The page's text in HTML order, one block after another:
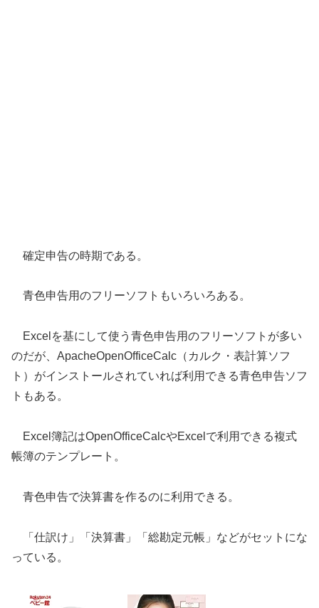
確定申告の時期である。
青色申告用のフリーソフトもいろいろある。
Excelを基にして使う青色申告用のフリーソフトが多い
のだが、ApacheOpenOfficeCalc（カルク・表計算ソフ
ト）がインストールされていれば利用できる青色申告ソフ
トもある。
Excel簿記はOpenOfficeCalcやExcelで利用できる複式
帳簿のテンプレート。
青色申告で決算書を作るのに利用できる。
「仕訳け」「決算書」「総勘定元帳」などがセットにな
っている。